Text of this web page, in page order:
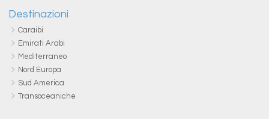
Destinazioni
Caraibi
Emirati Arabi
Mediterraneo
Nord Europa
Sud America
Transoceaniche